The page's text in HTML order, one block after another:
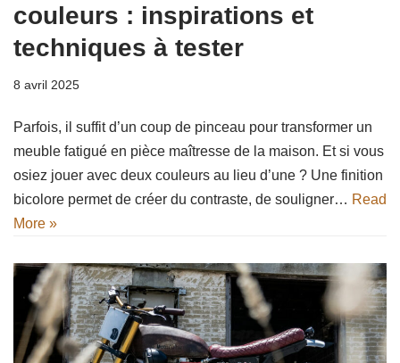
couleurs : inspirations et
techniques à tester
8 avril 2025
Parfois, il suffit d’un coup de pinceau pour transformer un
meuble fatigué en pièce maîtresse de la maison. Et si vous
osiez jouer avec deux couleurs au lieu d’une ? Une finition
bicolore permet de créer du contraste, de souligner… Read
More »